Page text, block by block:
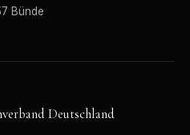
Bünde
Deutschland